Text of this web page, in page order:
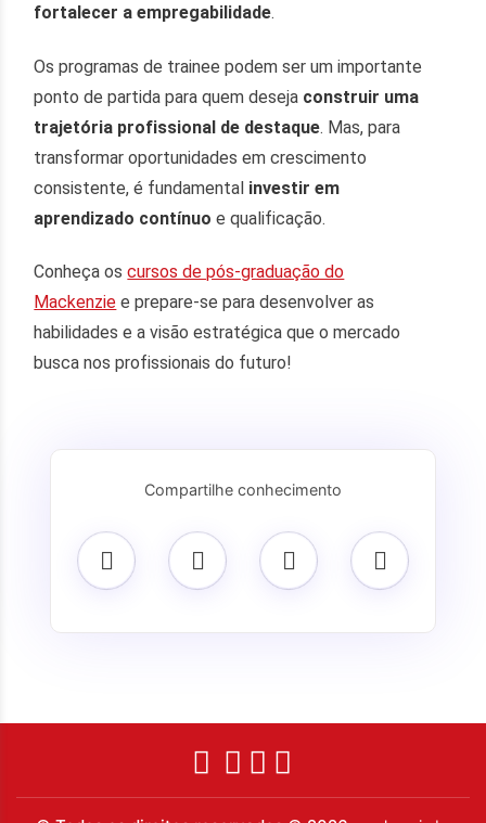
fortalecer a empregabilidade.
Os programas de trainee podem ser um importante
ponto de partida para quem deseja construir uma
trajetória profissional de destaque. Mas, para
transformar oportunidades em crescimento
consistente, é fundamental investir em
aprendizado contínuoe qualificação.
Conheça oscursos de pós-graduação do
Mackenzie e prepare-se para desenvolver as
habilidades e a visão estratégica que o mercado
busca nos profissionais do futuro!
Compartilhe conhecimento